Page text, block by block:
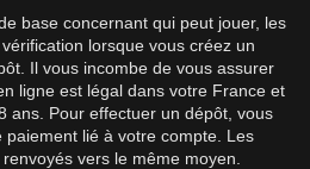
base concernant qui peut jouer, les
lorsque vous créez un
Il vous incombe de vous assurer
ligne est légal dans votre France et
ans. Pour effectuer un dépôt, vous
lié à votre compte. Les
vers le même moyen.